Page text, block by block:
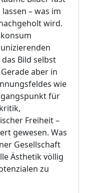
– was im
wird.
Bild selbst
aber in
wie
für
Freiheit –
gewesen. Was
Gesellschaft
Ästhetik völlig
zu